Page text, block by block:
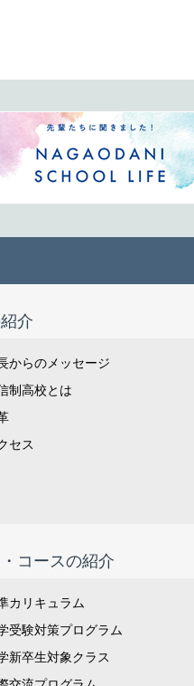
介
からのメッセージ
制高校とは
セス
コースの紹介
カリキュラム
受験対策プログラム
新卒生対象クラス